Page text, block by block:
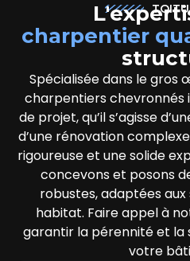
charpentier
Spécialisée dans le gros
charpentiers
de projet, qu’il s’agisse
d’une rénovation
rigoureuse et une solide
concevons et posons
robustes, adaptées
habitat. Faire appel à
garantir la pérennité et la
votre